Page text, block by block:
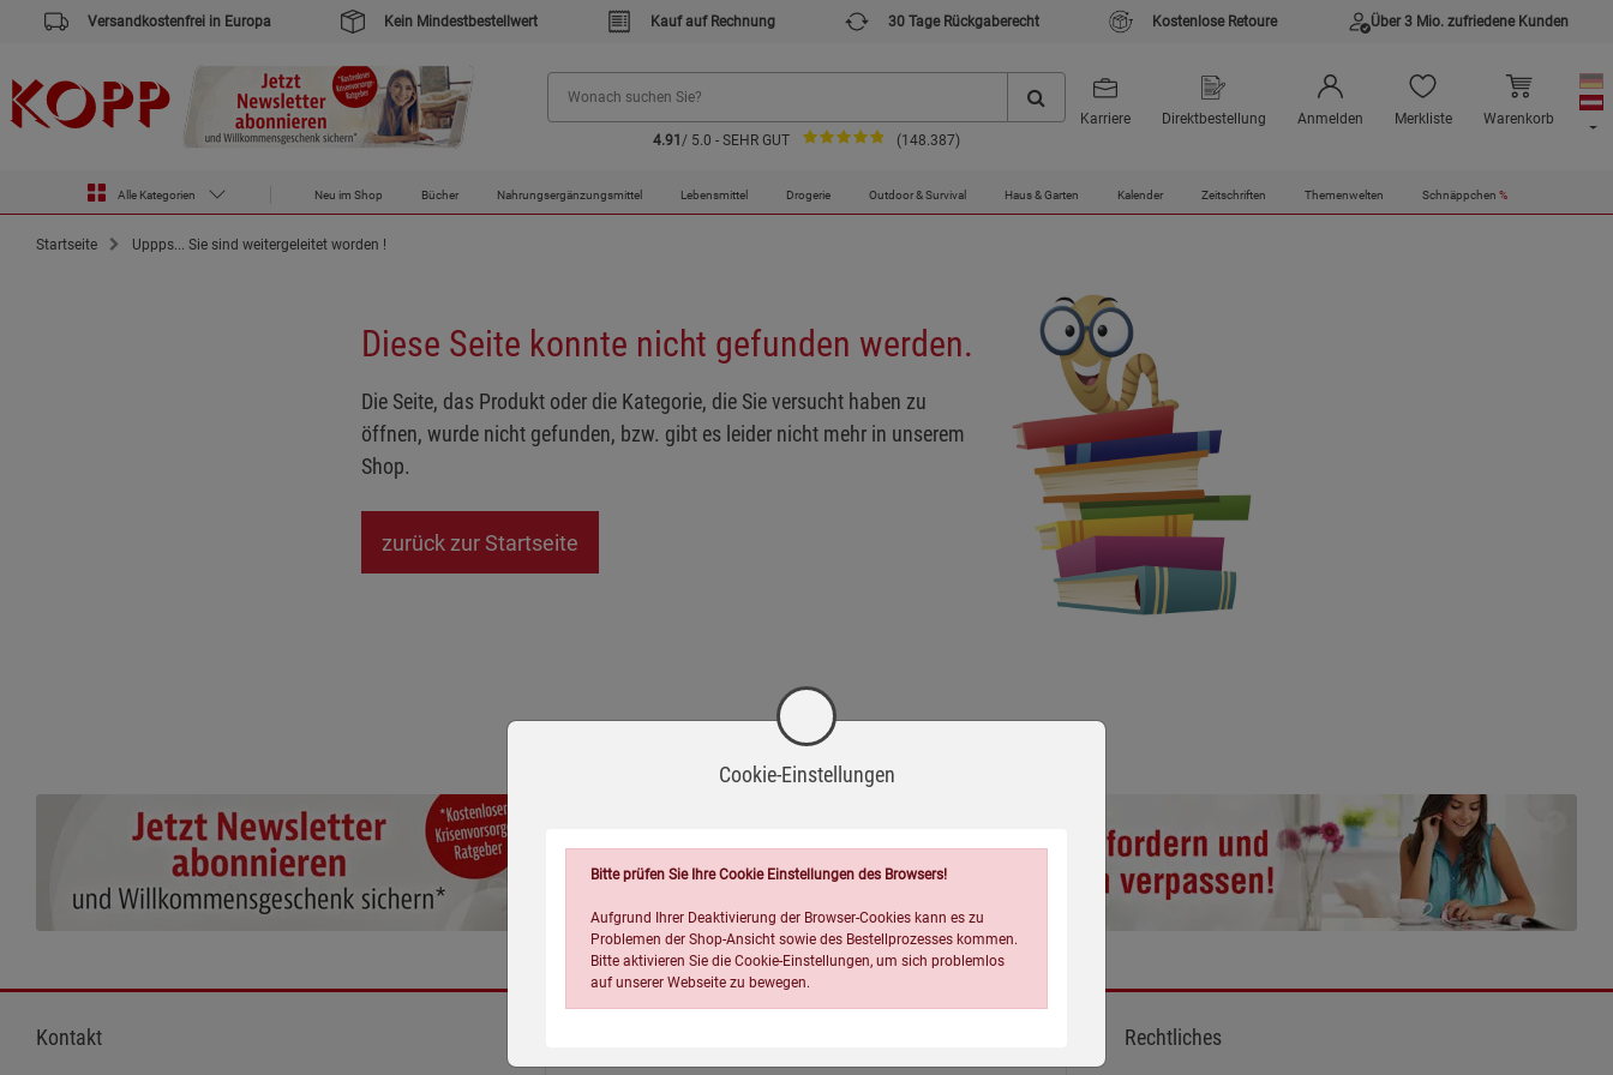
Versandkostenfrei in Europa Kein Mindestbestellwert Kauf auf Rechnung 30 Tage Rückgaberecht Kostenlose Retoure Über 3 Mio. zufriedene Kunden
4.91 / 5.0 - SEHR GUT (148.387)
Karriere Direktbestellung Anmelden Merkliste Warenkorb
Alle Kategorien Neu im Shop Bücher Nahrungsergänzungsmittel Lebensmittel Drogerie Outdoor & Survival Haus & Garten Kalender Zeitschriften Themenwelten Schnäppchen %
Startseite Uppps... Sie sind weitergeleitet worden !
Diese Seite konnte nicht gefunden werden.
Die Seite, das Produkt oder die Kategorie, die Sie versucht haben zu
öffnen, wurde nicht gefunden, bzw. gibt es leider nicht mehr in unserem
Shop.
zurück zur Startseite
Kontakt Rechtliches
Cookie-Einstellungen
Bitte prüfen Sie Ihre Cookie Einstellungen des Browsers!
Aufgrund Ihrer Deaktivierung der Browser-Cookies kann es zu
Problemen der Shop-Ansicht sowie des Bestellprozesses kommen.
Bitte aktivieren Sie die Cookie-Einstellungen, um sich problemlos
auf unserer Webseite zu bewegen.